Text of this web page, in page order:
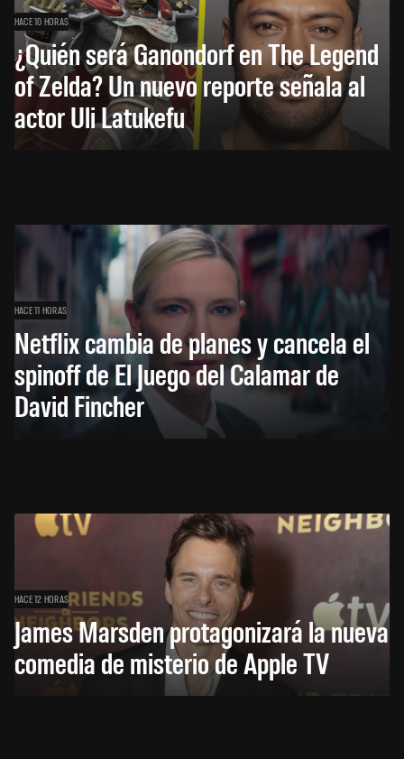
HACE 10 HORAS
¿Quién será Ganondorf en The Legend
of Zelda? Un nuevo reporte señala al
actor Uli Latukefu
HACE 11 HORAS
Netflix cambia de planes y cancela el
spinoff de El Juego del Calamar de
David Fincher
HACE 12 HORAS
James Marsden protagonizará la nueva
comedia de misterio de Apple TV